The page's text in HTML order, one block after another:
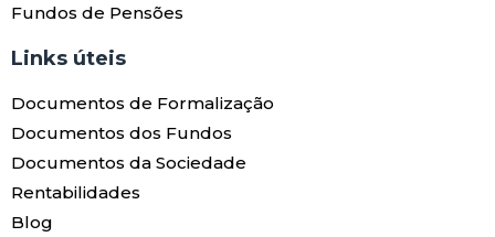
Fundos de Pensões
Links úteis​
Documentos de Formalização
Documentos dos Fundos
Documentos da Sociedade
Rentabilidades
Blog